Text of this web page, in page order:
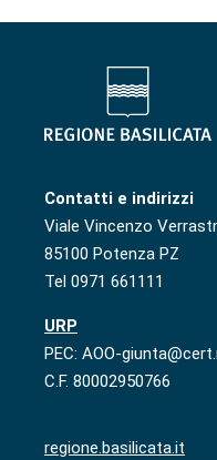
Contatti e indirizzi
Viale Vincenzo
85100 Potenza PZ
Tel 0971 661111
URP
PEC: AOO-
C.F. 80002950766
regione.basilicata.it